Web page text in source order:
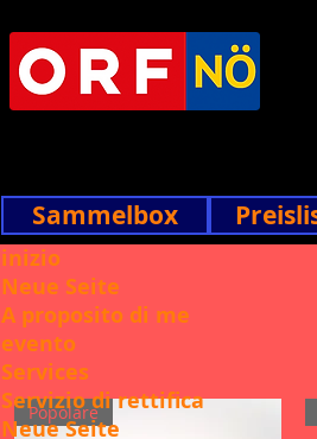
Sammelbox
Popolare
inizio
Neue Seite
A proposito di me
evento
Services
Servizio di rettifica
Neue Seite